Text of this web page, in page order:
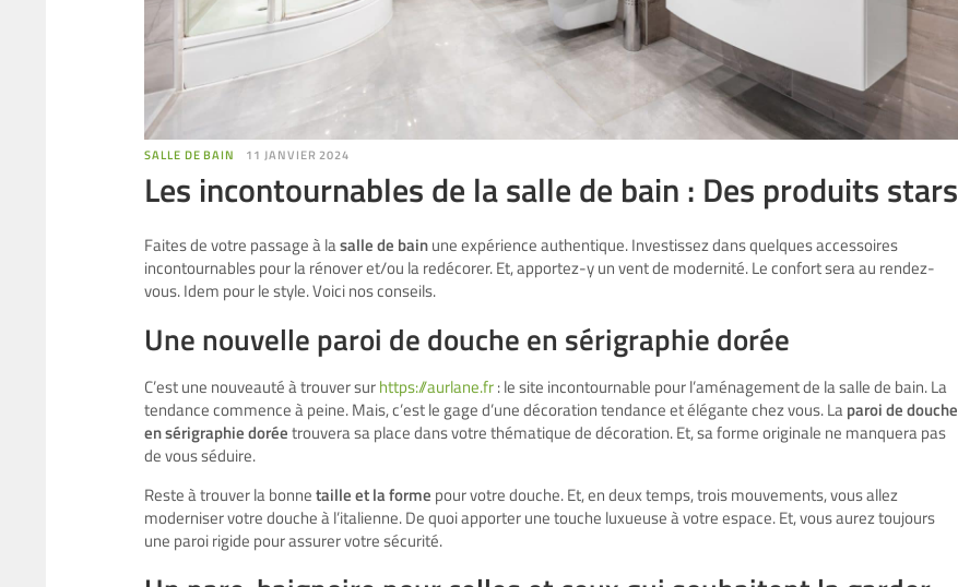
SALLE DE BAIN 11 JANVIER 2024
Les incontournables de la salle de bain : Des produits stars
Faites de votre passage à lasalle de bainune expérience authentique. Investissez dans quelques accessoires
incontournables pour la rénover et/ou la redécorer. Et, apportez-y un vent de modernité. Le confort sera au rendez-
vous. Idem pour le style. Voici nos conseils.
Une nouvelle paroi de douche en sérigraphie dorée
C’est une nouveauté à trouver surhttps://aurlane.fr: le site incontournable pour l’aménagement de la salle de bain. La
tendance commence à peine. Mais, c’est le gage d’une décoration tendance et élégante chez vous. Laparoi de douche
en sérigraphie doréetrouvera sa place dans votre thématique de décoration. Et, sa forme originale ne manquera pas
de vous séduire.
Reste à trouver la bonnetaille et la forme pour votre douche. Et, en deux temps, trois mouvements, vous allez
moderniser votre douche à l’italienne. De quoi apporter une touche luxueuse à votre espace. Et, vous aurez toujours
une paroi rigide pour assurer votre sécurité.